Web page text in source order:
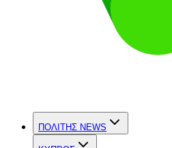
ΠΟΛΙΤΗΣ NEWS